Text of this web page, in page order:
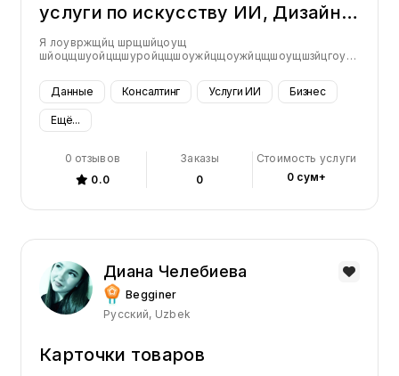
услуги по искусству ИИ, Дизайн
аватаров ИИ, ИИ для бизнеса,
Бухгалтерский учет, Сбор
средств, Обслуживание клиентов,
Колл-центр и звонки, Аналитика
данных, Визуализация данных,
Сбор данных, Управление
продуктами, Управление ПО,
Управление проектами,
Виртуальный помощник,
Исследование рынка, Данные и
бизнес-аналитика, Бизнес и
консалтинг, Посты для соцсетей
Я лоувржщйц шрщшйцоущ
шйоцщшуойцщшуройцщшоужйцщоужйцщшоущшзйцгоущшйцоу
йцщшго йцщ шугойщцшуго щйшцгу щшйгоущшйо ушщйоу
шщйгощушой щшойщу гойщшуго йщшу йщш оу
щйтудйруйорущжшдрйщурй .щздуойлшгриуйшщоуйр у
ойцр мупй гоулгйцпу щшйуворйпцущв шой пуи
щйшруйицу шщйроугшлйцущш
ройгшуйршщугорйшщгурйшщурйшщуройшщзпруигшйупршщйпр
угшщйцрушщ ггрйцшщурйцщшу рйцщшур йщш ру щйш цр
ущшйрцу щшйцрцу щшйцузщ
Данные Консалтинг Услуги ИИ Бизнес
Ещё...
0 отзывов
0.0
Заказы
0
Стоимость услуги
0 сум+
Диана Челебиева
Begginer
Русский, Uzbek
Карточки товаров